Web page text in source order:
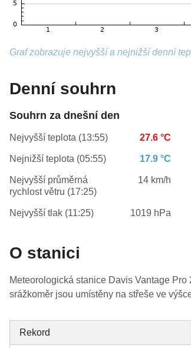
Graf zobrazuje nejvyšší a nejnižší denní
Denní souhrn
Souhrn za dnešní den
Nejvyšší teplota (13:55) 27.6 °C
Nejnižší teplota (05:55) 17.9 °C
Nejvyšší průměrná
rychlost větru (17:25)
14 km/h
Nejvyšší tlak (11:25) 1019 hPa
O stanici
Meteorologická stanice Davis Vantage
srážkoměr jsou umístěny na střeše ve
Rekord